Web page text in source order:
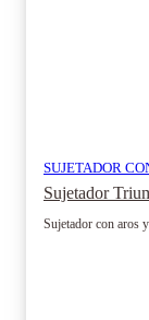
SUJETADOR
Sujetador
Sujetador con aros